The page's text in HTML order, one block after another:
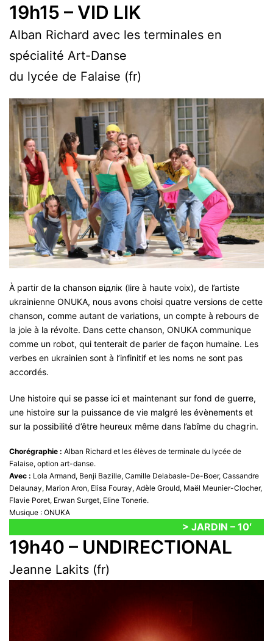
19h15 – VID LIK
Alban Richard avec les terminales en
spécialité Art-Danse
du lycée de Falaise (fr)
À partir de la chanson відлік (lire à haute voix), de l’artiste
ukrainienne ONUKA, nous avons choisi quatre versions de cette
chanson, comme autant de variations, un compte à rebours de
la joie à la révolte. Dans cette chanson, ONUKA communique
comme un robot, qui tenterait de parler de façon humaine. Les
verbes en ukrainien sont à l’infinitif et les noms ne sont pas
accordés.
Une histoire qui se passe ici et maintenant sur fond de guerre,
une histoire sur la puissance de vie malgré les évènements et
sur la possibilité d’être heureux même dans l’abîme du chagrin.
Chorégraphie : Alban Richard et les élèves de terminale du lycée de
Falaise, option art-danse.
Avec : Lola Armand, Benji Bazille, Camille Delabasle-De-Boer, Cassandre
Delaunay, Marion Aron, Elisa Fouray, Adèle Grould, Maël Meunier-Clocher,
Flavie Poret, Erwan Surget, Eline Tonerie.
Musique : ONUKA
> JARDIN – 10′
19h40 – UNDIRECTIONAL
Jeanne Lakits (fr)